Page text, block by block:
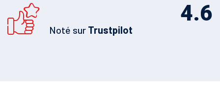
4.6
Noté sur Trustpilot